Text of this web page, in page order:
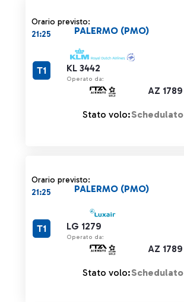
Orario previsto:
21:25
KL 3442
Operato da:
AZ 1789
PALERMO (PMO)
T1
Stato volo:Schedulato
Orario previsto:
21:25
LG 1279
Operato da:
AZ 1789
PALERMO (PMO)
T1
Stato volo:Schedulato